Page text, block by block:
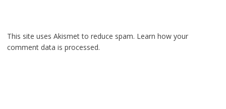
This site uses Akismet to reduce spam. Learn how your
comment data is processed.